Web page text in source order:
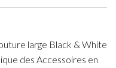
large Black & White
des Accessoires en